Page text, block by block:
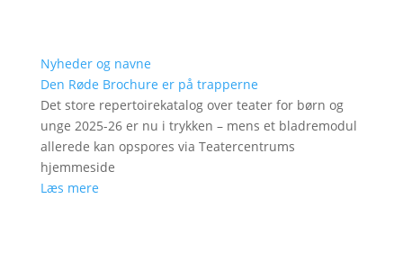
Nyheder og navne
Den Røde Brochure er på trapperne
Det store repertoirekatalog over teater for børn og
unge 2025-26 er nu i trykken – mens et bladremodul
allerede kan opspores via Teatercentrums
hjemmeside
Læs mere